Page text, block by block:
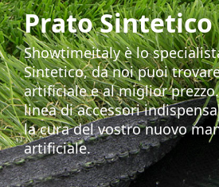
Prato Sintetico
Showtimeitaly è lo
Sintetico, da noi puoi
artificiale e al miglior
linea di accessori
la cura del vostro nuovo
artificiale.